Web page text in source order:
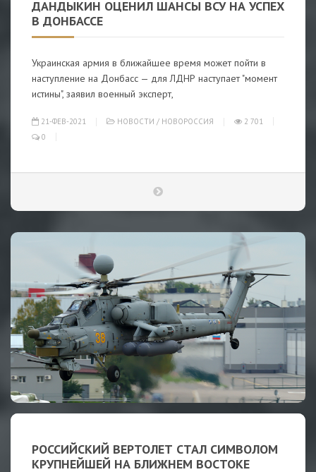
ДАНДЫКИН ОЦЕНИЛ ШАНСЫ ВСУ НА УСПЕХ
В ДОНБАССЕ
Украинская армия в ближайшее время может пойти в
наступление на Донбасс — для ЛДНР наступает "момент
истины", заявил военный эксперт,
21-ФЕВ-2021 НОВОСТИ / НОВОРОССИЯ
2 701
0
РОССИЙСКИЙ ВЕРТОЛЕТ СТАЛ СИМВОЛОМ
КРУПНЕЙШЕЙ НА БЛИЖНЕМ ВОСТОКЕ